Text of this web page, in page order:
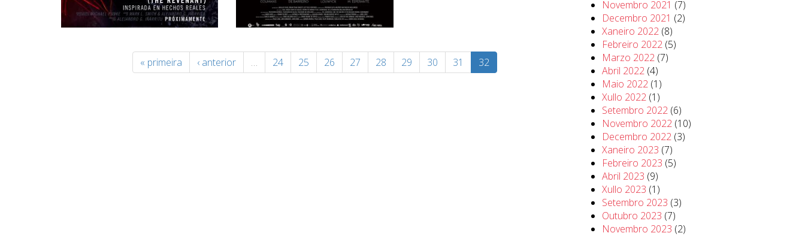
« primeira ‹ anterior … 24 25 26 27 28 29 30 31 32
Novembro 2021 (7)
Decembro 2021 (2)
Xaneiro 2022(8)
Febreiro 2022(5)
Marzo 2022(7)
Abril 2022(4)
Maio 2022(1)
Xullo 2022(1)
Setembro 2022(6)
Novembro 2022(10)
Decembro 2022(3)
Xaneiro 2023 (7)
Febreiro 2023 (5)
Abril 2023 (9)
Xullo 2023 (1)
Setembro 2023 (3)
Outubro 2023 (7)
Novembro 2023 (2)